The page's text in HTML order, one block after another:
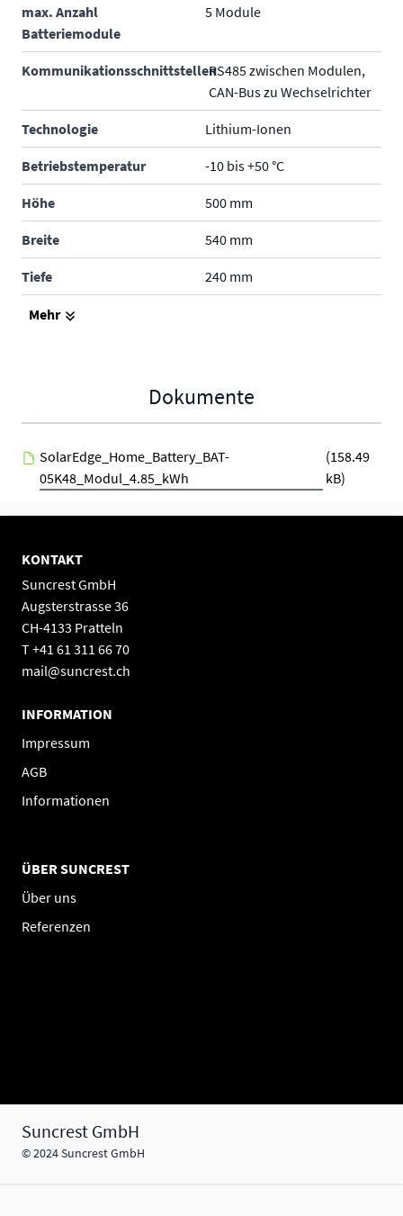
max. Anzahl
Batteriemodule
5 Module
KommunikationsschnittstellenRS485 zwischen Modulen,
CAN-Bus zu Wechselrichter
Technologie Lithium-Ionen
Betriebstemperatur -10 bis +50 °C
Höhe 500 mm
Breite 540 mm
Tiefe 240 mm
Gewicht
10 Jahre
Mehr
Dokumente
SolarEdge_Home_Battery_BAT-
05K48_Modul_4.85_kWh
(158.49
kB)
KONTAKT
Suncrest GmbH
Augsterstrasse 36
CH-4133 Pratteln
T +41 61 311 66 70
mail@suncrest.ch
INFORMATION
Impressum
AGB
Informationen
ÜBER SUNCREST
Über uns
Referenzen
Suncrest GmbH
© 2024 Suncrest GmbH